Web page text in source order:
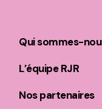
Qui sommes-
L’équipe RJR
Nos partenaires